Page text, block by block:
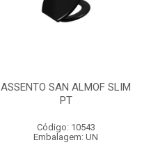
ASSENTO SAN ALMOF SLIM
PT
Código: 10543
Embalagem: UN